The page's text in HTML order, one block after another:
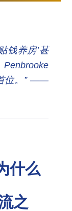
钱养房’甚
位。” ——
什么
之